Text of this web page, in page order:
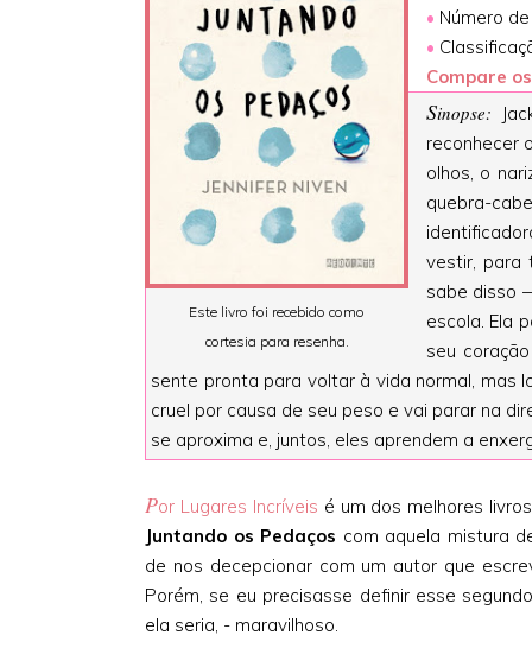
Este livro foi recebido como
cortesia para resenha.
• Número
•
Compare
Sinopse:
reconhecer
olhos, o
quebra-
vestir, para
sabe disso
escola. Ela
seu
sente pronta para voltar à vida normal, mas
cruel por causa de seu peso e vai parar na
se aproxima e, juntos, eles aprendem a
Por Lugares Incríveis é um dos melhores
Juntando os Pedaços com aquela mistura
de nos decepcionar com um autor que
Porém, se eu precisasse definir esse
ela seria, - maravilhoso.